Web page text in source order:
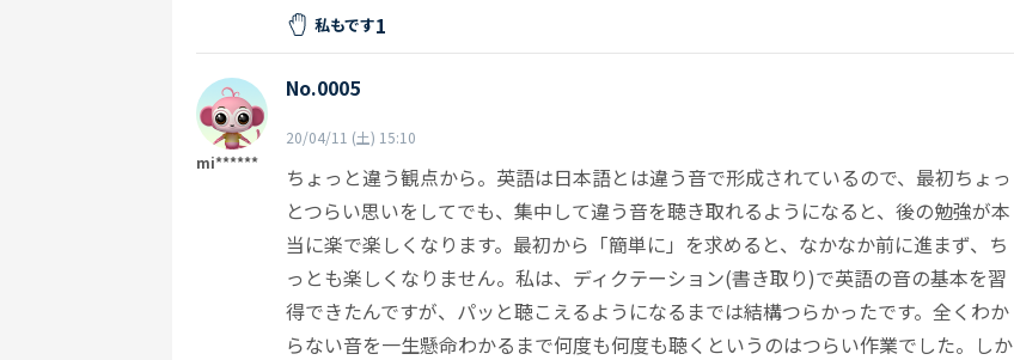
私もです1
mi******
No.0005
20/04/11 (土) 15:10
ちょっと違う観点から。英語は日本語とは違う音で形成されているので、最初ちょっ
とつらい思いをしてでも、集中して違う音を聴き取れるようになると、後の勉強が本
当に楽で楽しくなります。最初から「簡単に」を求めると、なかなか前に進まず、ち
っとも楽しくなりません。私は、ディクテーション(書き取り)で英語の音の基本を習
得できたんですが、パッと聴こえるようになるまでは結構つらかったです。全くわか
らない音を一生懸命わかるまで何度も何度も聴くというのはつらい作業でした。しか